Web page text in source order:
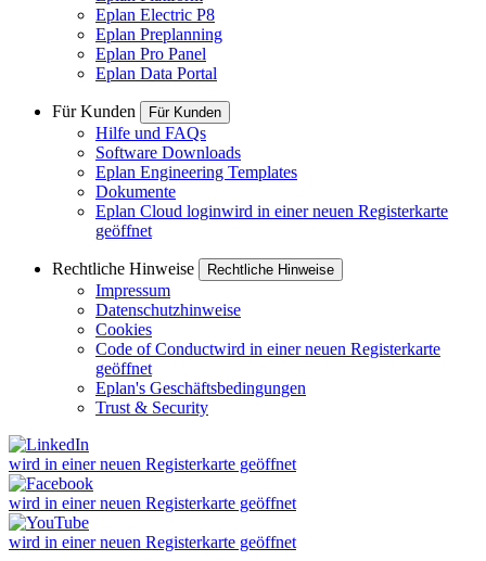
Eplan Electric P8
Eplan Preplanning
Eplan Pro Panel
Eplan Data Portal
Für Kunden Für Kunden
Hilfe und FAQs
Software Downloads
Eplan Engineering Templates
Dokumente
Eplan Cloud loginwird in einer neuen Registerkarte
geöffnet
Rechtliche Hinweise Rechtliche Hinweise
Impressum
Datenschutzhinweise
Cookies
Code of Conductwird in einer neuen Registerkarte
geöffnet
Eplan's Geschäftsbedingungen
Trust & Security
wird in einer neuen Registerkarte geöffnet
wird in einer neuen Registerkarte geöffnet
wird in einer neuen Registerkarte geöffnet